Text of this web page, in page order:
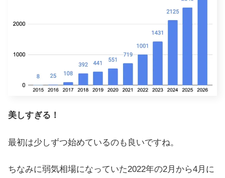
美しすぎる！
最初は少しずつ始めているのも良いですね。
ちなみに弱気相場になっていた2022年の2月から4月に